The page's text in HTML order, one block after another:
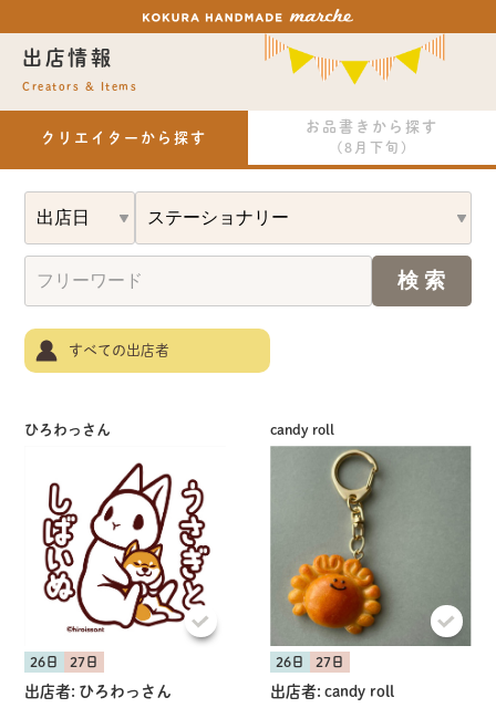
出店情報
Creators & Items
クリエイターから探す
お品書きから探す
(8月下旬)
すべての出店者
ひろわっさん
26日 27日
出店者: ひろわっさん
candy roll
26日 27日
出店者: candy roll